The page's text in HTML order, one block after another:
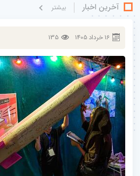
آخرین اخبار بيشتر
16خرداد1405
135